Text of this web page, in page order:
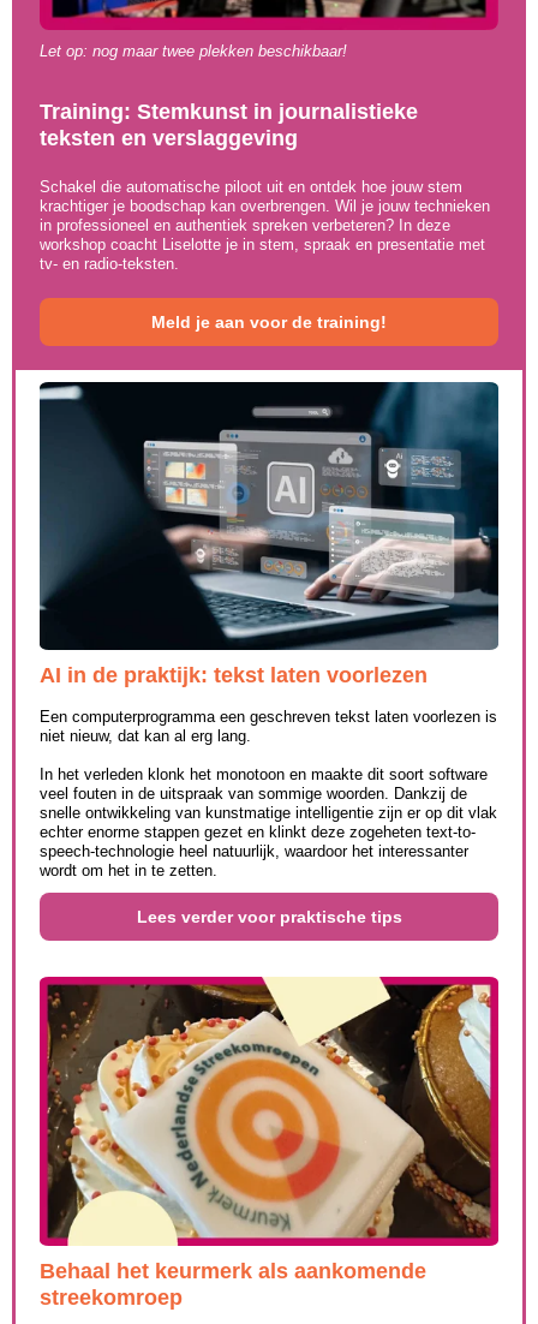
Let op: nog maar twee plekken beschikbaar!
Training: Stemkunst in journalistieke
teksten en verslaggeving
Schakel die automatische piloot uit en ontdek hoe jouw stem
krachtiger je boodschap kan overbrengen. Wil je jouw technieken
in professioneel en authentiek spreken verbeteren? In deze
workshop coacht Liselotte je in stem, spraak en presentatie met
tv- en radio-teksten.
Meld je aan voor de training!
AI in de praktijk: tekst laten voorlezen
Een computerprogramma een geschreven tekst laten voorlezen is
niet nieuw, dat kan al erg lang.
In het verleden klonk het monotoon en maakte dit soort software
veel fouten in de uitspraak van sommige woorden. Dankzij de
snelle ontwikkeling van kunstmatige intelligentie zijn er op dit vlak
echter enorme stappen gezet en klinkt deze zogeheten text-to-
speech-technologie heel natuurlijk, waardoor het interessanter
wordt om het in te zetten.
Lees verder voor praktische tips
Behaal het keurmerk als aankomende
streekomroep